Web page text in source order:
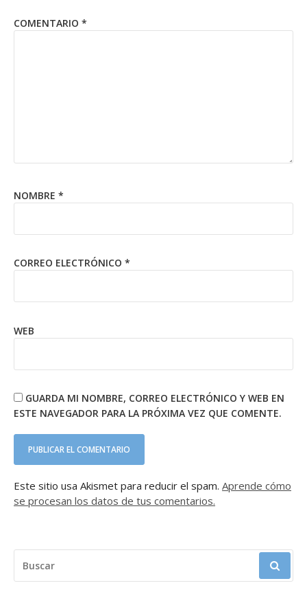
COMENTARIO *
NOMBRE *
CORREO ELECTRÓNICO *
WEB
GUARDA MI NOMBRE, CORREO ELECTRÓNICO Y WEB EN
ESTE NAVEGADOR PARA LA PRÓXIMA VEZ QUE COMENTE.
Este sitio usa Akismet para reducir el spam. Aprende cómo
se procesan los datos de tus comentarios.